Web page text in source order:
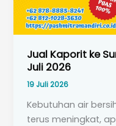
Jual Kaporit ke
Juli 2026
19 Juli 2026
Kebutuhan air
terus meningkat,